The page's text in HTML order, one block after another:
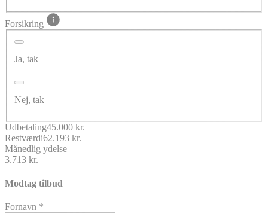
Forsikring
Ja, tak
Nej, tak
Udbetaling45.000 kr.
Restværdi62.193 kr.
Månedlig ydelse
3.713 kr.
Modtag tilbud
Fornavn *